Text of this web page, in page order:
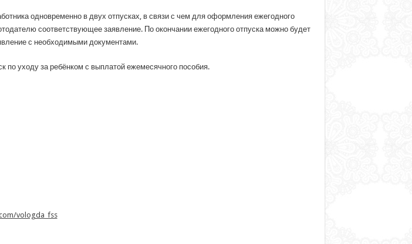
одновременно в двух отпусках, в связи с чем для оформления ежегодного
соответствующее заявление. По окончании ежегодного отпуска можно будет
с необходимыми документами.
по уходу за ребёнком с выплатой ежемесячного пособия.
vologda_fss